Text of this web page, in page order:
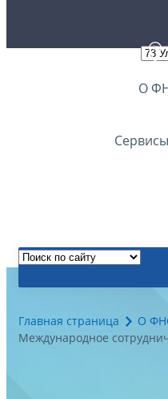
О
Главная страница
О
Международное